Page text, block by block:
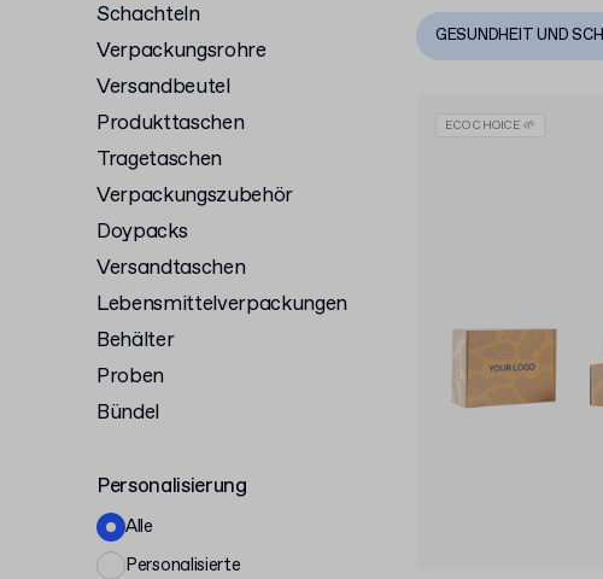
Schachteln
Verpackungsrohre
Versandbeutel
Produkttaschen
Tragetaschen
Verpackungszubehör
Doypacks
Versandtaschen
Lebensmittelverpackungen
Behälter
Proben
Bündel
Personalisierung
Alle
Personalisierte
GESUNDHEIT UND
ECO CHOICE 🌱